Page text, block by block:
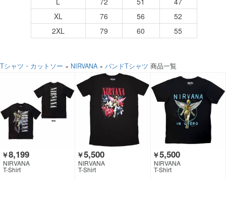
XL
76 56
52
2XL
79 60 55
Tシャツ・カットソー × NIRVANA × バンドTシャツ 商品一覧
￥8,199
NIRVANA
T-Shirt
￥5,500
NIRVANA
T-Shirt
￥5,500
NIRVANA
T-Shirt